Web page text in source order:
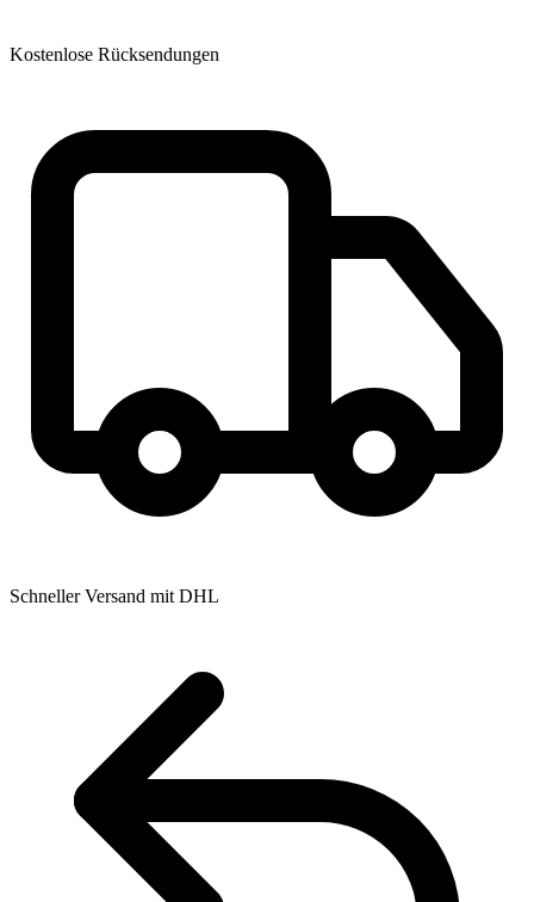
Kostenlose Rücksendungen
Schneller Versand mit DHL